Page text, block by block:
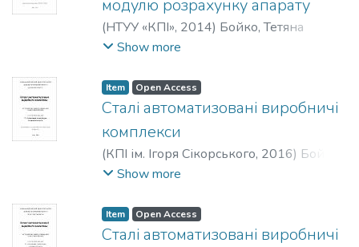
модулю розрахунку апарату
(НТУУ «КПІ», 2014) Бойко, Тетяна
Владиславівна
Сергіївна;Абрамова, Алла
Олександрівна
Show more
Item Open Access
Сталі автоматизовані виробничі
комплекси
(КПІ ім. Ігоря Сікорського, 2016) Бойко,
Тетяна Владиславівна
Олександрівна
Show more
Item Open Access
Сталі автоматизовані виробничі